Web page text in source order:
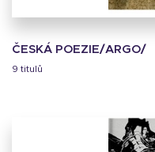
ČESKÁ POEZIE/ARGO/
9 titulů